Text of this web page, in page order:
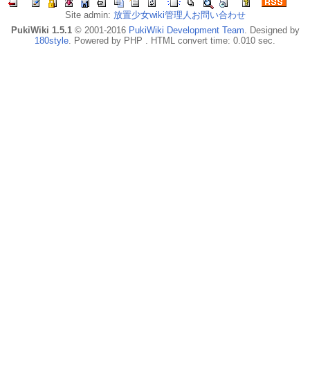
Site admin: 放置少女wiki管理人お問い合わせ
PukiWiki 1.5.1© 2001-2016 PukiWiki Development Team. Designed by
180style. Powered by PHP . HTML convert time: 0.010 sec.